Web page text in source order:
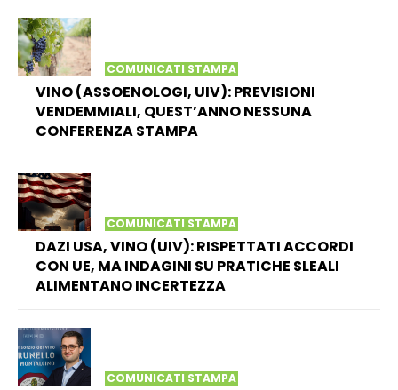
COMUNICATI STAMPA
VINO (ASSOENOLOGI, UIV): PREVISIONI
VENDEMMIALI, QUEST’ANNO NESSUNA
CONFERENZA STAMPA
COMUNICATI STAMPA
DAZI USA, VINO (UIV): RISPETTATI ACCORDI
CON UE, MA INDAGINI SU PRATICHE SLEALI
ALIMENTANO INCERTEZZA
COMUNICATI STAMPA